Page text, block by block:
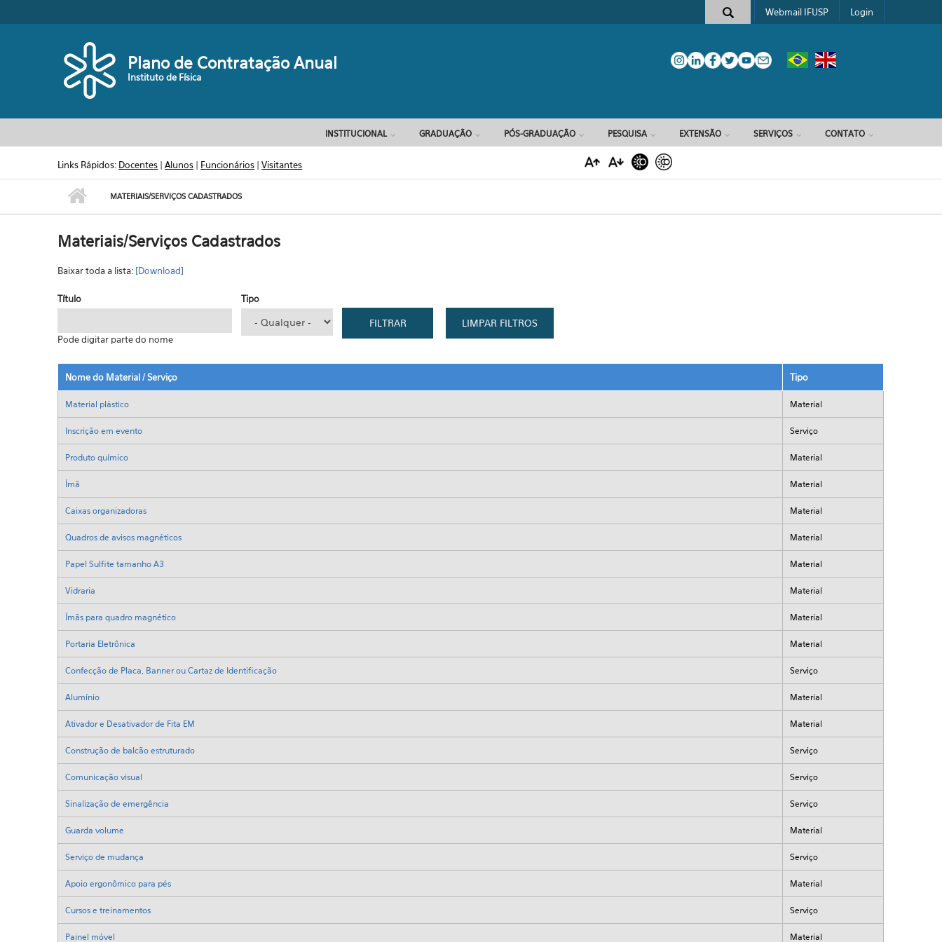
Formulário de busca
Webmail IFUSP Login
Plano de Contratação Anual
Instituto de Física
INSTITUCIONAL GRADUAÇÃO PÓS-GRADUAÇÃO PESQUISA EXTENSÃO SERVIÇOS CONTATO
Links Rápidos: Docentes |Alunos | Funcionários |Visitantes
MATERIAIS/SERVIÇOS CADASTRADOS
Materiais/Serviços Cadastrados
Baixar toda a lista: [Download]
Título
Pode digitar parte do nome
Tipo
Nome do Material / Serviço Tipo
Material plástico Material
Inscrição em evento Serviço
Produto químico Material
Ímã Material
Caixas organizadoras Material
Quadros de avisos magnéticos Material
Papel Sulfite tamanho A3 Material
Vidraria Material
Ímãs para quadro magnético Material
Portaria Eletrônica Material
Confecção de Placa, Banner ou Cartaz de Identificação Serviço
Alumínio Material
Ativador e Desativador de Fita EM Material
Construção de balcão estruturado Serviço
Comunicação visual Serviço
Sinalização de emergência Serviço
Guarda volume Material
Serviço de mudança Serviço
Apoio ergonômico para pés Material
Cursos e treinamentos Serviço
Painel móvel Material